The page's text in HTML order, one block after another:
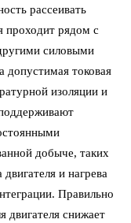
рассеивать
проходит рядом с
силовыми
допустимая токовая
изоляции и
добыче, таких
и нагрева
Правильно
двигателя снижает